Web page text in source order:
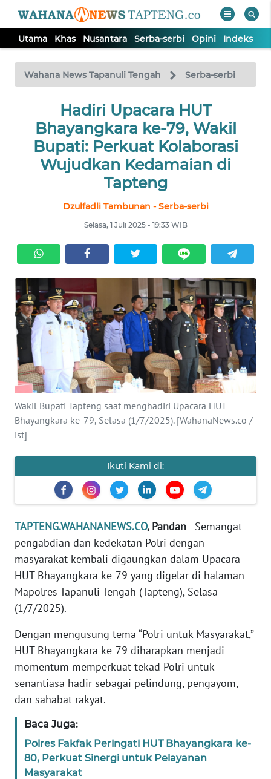
Utama Khas Nusantara Serba-serbi Opini Indeks
Wahana News Tapanuli Tengah Serba-serbi
Hadiri Upacara HUT
Bhayangkara ke-79, Wakil
Bupati: Perkuat Kolaborasi
Wujudkan Kedamaian di
Tapteng
Dzulfadli Tambunan - Serba-serbi
Selasa, 1 Juli 2025 - 19:33 WIB
Wakil Bupati Tapteng saat menghadiri Upacara HUT
Bhayangkara ke-79, Selasa (1/7/2025). [WahanaNews.co /
ist]
Ikuti Kami di:
TAPTENG.WAHANANEWS.CO, Pandan - Semangat
pengabdian dan kedekatan Polri dengan
masyarakat kembali digaungkan dalam Upacara
HUT Bhayangkara ke-79 yang digelar di halaman
Mapolres Tapanuli Tengah (Tapteng), Selasa
(1/7/2025).
Dengan mengusung tema “Polri untuk Masyarakat,”
HUT Bhayangkara ke-79 diharapkan menjadi
momentum memperkuat tekad Polri untuk
senantiasa hadir sebagai pelindung, pengayom,
dan sahabat rakyat.
Baca Juga:
Polres Fakfak Peringati HUT Bhayangkara ke-
80, Perkuat Sinergi untuk Pelayanan
Masyarakat
TV
Tutup
KHAS
NUSANTARA
OPINI
Informasi
INDEKS
BERITA
KONTAK
KAMI
INFO
IKLAN
PEDOMAN
MEDIA
SIBER
REDAKSI
DISCLAIMER
Wahana
Regional
WN
WN
JAKARTA